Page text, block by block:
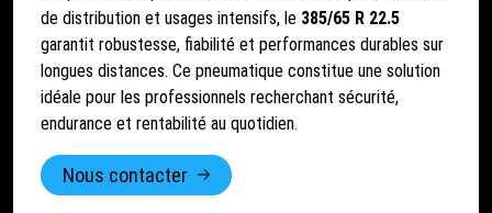
de distribution et usages intensifs, le 385/65 R 22.5
garantit robustesse, fiabilité et performances durables sur
longues distances. Ce pneumatique constitue une solution
idéale pour les professionnels recherchant sécurité,
endurance et rentabilité au quotidien.
Nous contacter